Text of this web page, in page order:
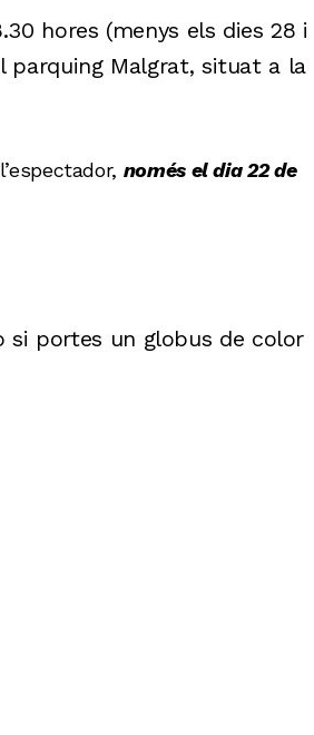
hores (menys els dies 28 i
parquing Malgrat, situat a la
només el dia 22 de
si portes un globus de color